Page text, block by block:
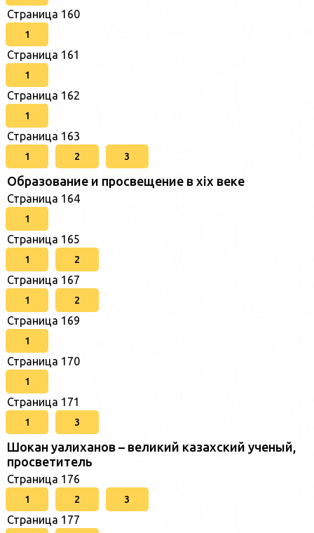
Страница 160
1
Страница 161
1
Страница 162
1
Страница 163
1 2 3
Образование и просвещение в xix веке
Страница 164
1
Страница 165
1 2
Страница 167
1 2
Страница 169
1
Страница 170
1
Страница 171
1 3
Шокан уалиханов – великий казахский ученый,
просветитель
Страница 176
1 2 3
Страница 177